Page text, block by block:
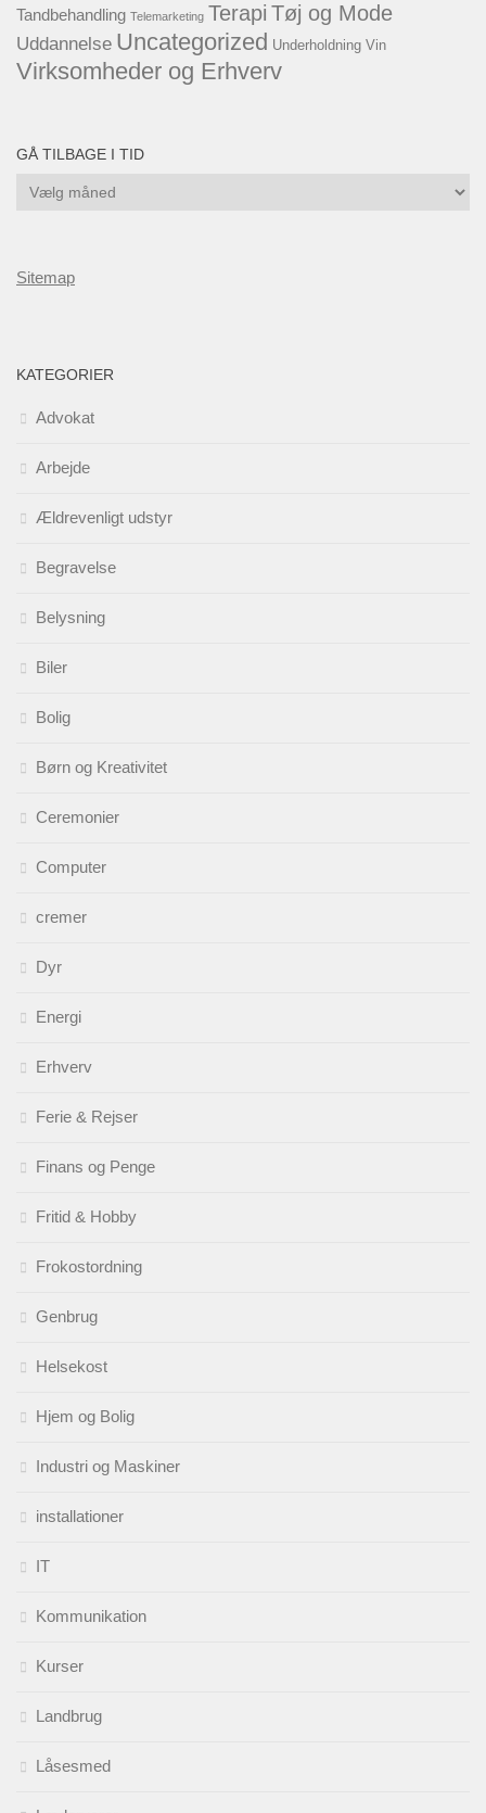
Tandbehandling Telemarketing Terapi Tøj og Mode
Uddannelse Uncategorized Underholdning Vin
Virksomheder og Erhverv
GÅ TILBAGE I TID
Gå
Sitemap
KATEGORIER
Advokat
Arbejde
Ældrevenligt udstyr
Begravelse
Belysning
Biler
Bolig
Børn og Kreativitet
Ceremonier
Computer
cremer
Dyr
Energi
Erhverv
Ferie & Rejser
Finans og Penge
Fritid & Hobby
Frokostordning
Genbrug
Helsekost
Hjem og Bolig
Industri og Maskiner
installationer
IT
Kommunikation
Kurser
Landbrug
Låsesmed